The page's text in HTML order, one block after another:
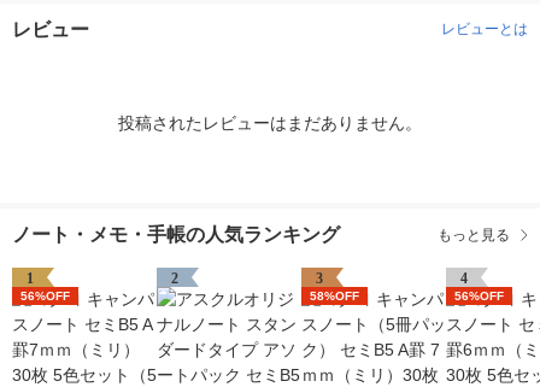
レビュー レビューとは
投稿されたレビューはまだありません。
ノート・メモ・手帳の人気ランキング もっと見る
1
56%OFF
2 3
58%OFF
4
56%OFF